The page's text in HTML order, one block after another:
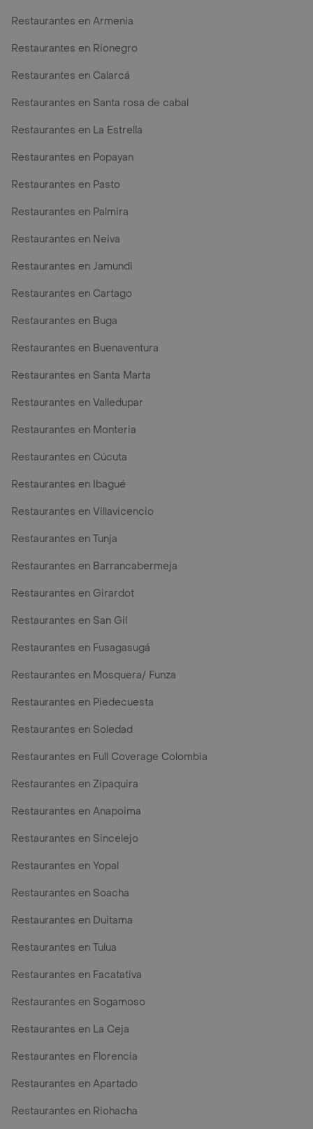
Restaurantes en Armenia
Restaurantes en Rionegro
Restaurantes en Calarcá
Restaurantes en Santa rosa de cabal
Restaurantes en La Estrella
Restaurantes en Popayan
Restaurantes en Pasto
Restaurantes en Palmira
Restaurantes en Neiva
Restaurantes en Jamundi
Restaurantes en Cartago
Restaurantes en Buga
Restaurantes en Buenaventura
Restaurantes en Santa Marta
Restaurantes en Valledupar
Restaurantes en Monteria
Restaurantes en Cúcuta
Restaurantes en Ibagué
Restaurantes en Villavicencio
Restaurantes en Tunja
Restaurantes en Barrancabermeja
Restaurantes en Girardot
Restaurantes en San Gil
Restaurantes en Fusagasugá
Restaurantes en Mosquera/ Funza
Restaurantes en Piedecuesta
Restaurantes en Soledad
Restaurantes en Full Coverage Colombia
Restaurantes en Zipaquira
Restaurantes en Anapoima
Restaurantes en Sincelejo
Restaurantes en Yopal
Restaurantes en Soacha
Restaurantes en Duitama
Restaurantes en Tulua
Restaurantes en Facatativa
Restaurantes en Sogamoso
Restaurantes en La Ceja
Restaurantes en Florencia
Restaurantes en Apartado
Restaurantes en Riohacha